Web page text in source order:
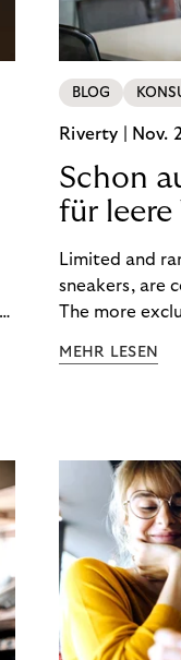
BLOG
Riverty | Nov.
Schon
für leere
Limited and
sneakers, are
The more
industry uses
value. You
really an
and more
tackle.
MEHR LESEN